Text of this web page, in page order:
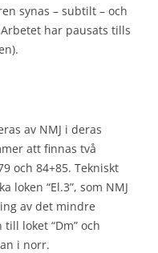
synas – subtilt – och
har pausats tills
av NMJ i deras
att finnas två
och 84+85. Tekniskt
loken “El.3”, som NMJ
av det mindre
loket “Dm” och
i norr.